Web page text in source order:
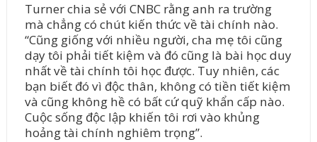
Turner chia sẻ với CNBC rằng anh ra trường
mà chẳng có chút kiến thức về tài chính nào.
“Cũng giống với nhiều người, cha mẹ tôi cũng
dạy tôi phải tiết kiệm và đó cũng là bài học duy
nhất về tài chính tôi học được. Tuy nhiên, các
bạn biết đó vì độc thân, không có tiền tiết kiệm
và cũng không hề có bất cứ quỹ khẩn cấp nào.
Cuộc sống độc lập khiến tôi rơi vào khủng
hoảng tài chính nghiêm trọng”.